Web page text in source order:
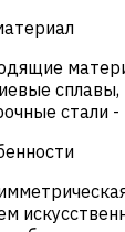
стали -